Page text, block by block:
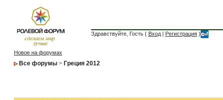
Здравствуйте, Гость ( Вход | Регистрация )
Новое на форумах
Все форумы > Греция 2012